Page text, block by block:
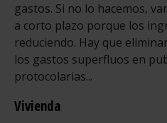
gastos. Si no lo hacemos,
a corto plazo porque los
reduciendo. Hay que
los gastos superfluos en
protocolarias...
Vivienda